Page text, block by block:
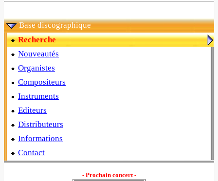
Base discographique
Recherche
Nouveautés
Organistes
Compositeurs
Instruments
Editeurs
Distributeurs
Informations
Contact
- Prochain concert -